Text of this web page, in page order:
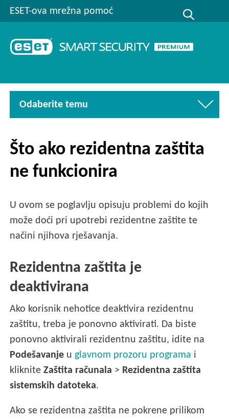
ESET-ova mrežna pomoć
Odaberite temu
Što ako rezidentna zaštita
ne funkcionira
U ovom se poglavlju opisuju problemi do kojih
može doći pri upotrebi rezidentne zaštite te
načini njihova rješavanja.
Rezidentna zaštita je
deaktivirana
Ako korisnik nehotice deaktivira rezidentnu
zaštitu, treba je ponovno aktivirati. Da biste
ponovno aktivirali rezidentnu zaštitu, idite na
Podešavanje uglavnom prozoru programa i
klikniteZaštita računala > Rezidentna zaštita
sistemskih datoteka.
Ako se rezidentna zaštita ne pokrene prilikom